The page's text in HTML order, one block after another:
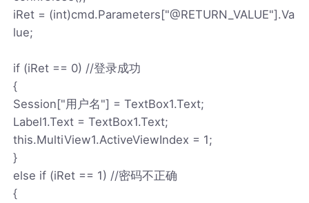
iRet = (int)cmd.Parameters["@RETURN_VALUE"].Va
lue;
if (iRet == 0) //登录成功
{
Session["用户名"] = TextBox1.Text;
Label1.Text = TextBox1.Text;
this.MultiView1.ActiveViewIndex = 1;
}
else if (iRet == 1) //密码不正确
{